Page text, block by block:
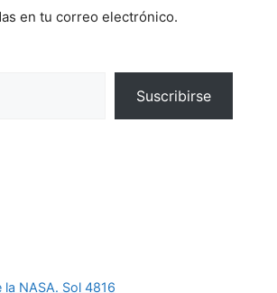
en tu correo electrónico.
Suscribirse
NASA. Sol 4816